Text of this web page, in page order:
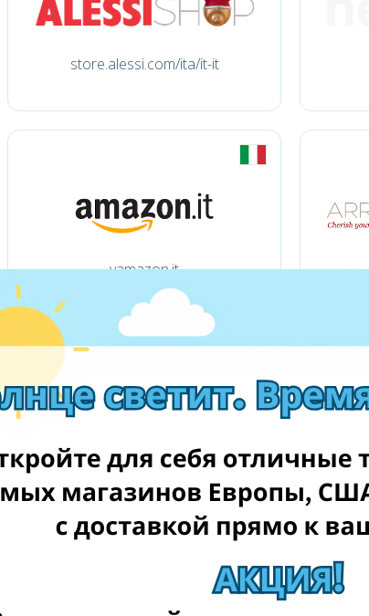
store.alessi.com/ita/it-it
vamazon.it
hornbach.de